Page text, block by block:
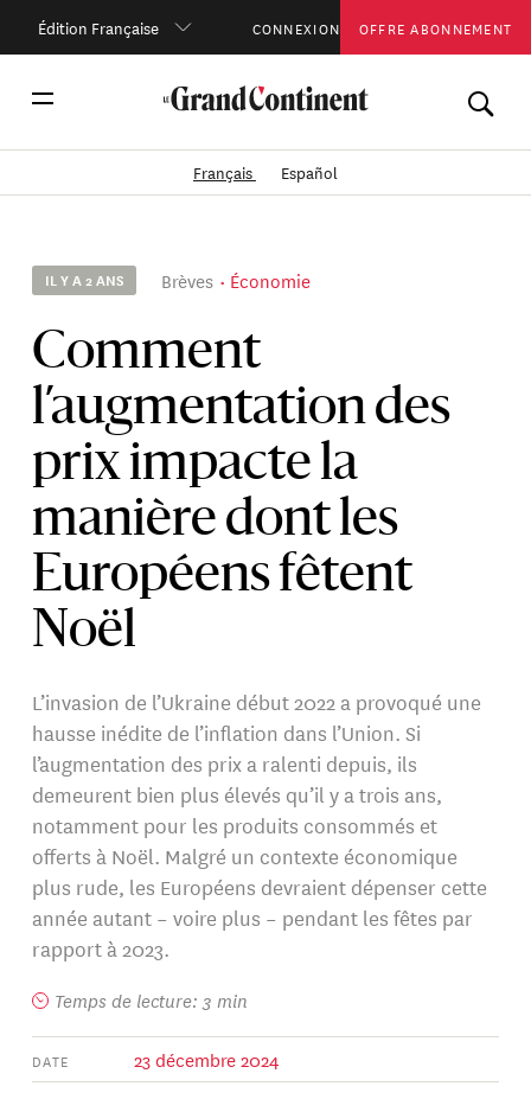
Édition Française CONNEXION OFFRE ABONNEMENT
Français Español
IL Y A 2 ANS Brèves Économie
Comment
l’augmentation des
prix impacte la
manière dont les
Européens fêtent
Noël
L’invasion de l’Ukraine début 2022 a provoqué une
hausse inédite de l’inflation dans l’Union. Si
l’augmentation des prix a ralenti depuis, ils
demeurent bien plus élevés qu’il y a trois ans,
notamment pour les produits consommés et
offerts à Noël. Malgré un contexte économique
plus rude, les Européens devraient dépenser cette
année autant – voire plus – pendant les fêtes par
rapport à 2023.
Temps de lecture: 3 min
DATE 23 décembre 2024